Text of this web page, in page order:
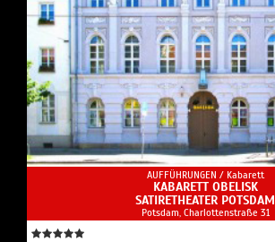
AUFFÜHRUNGEN / Kabarett
KABARETT OBELISK
SATIRETHEATER POTSDAM
Potsdam, Charlottenstraße 31